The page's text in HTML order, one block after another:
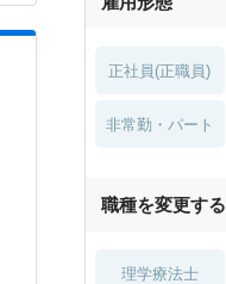
正社員(正職員)
非常勤・パート
職種を変更する
理学療法士